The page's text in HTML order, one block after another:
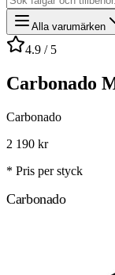
Alla varumärken
4.9 / 5
Carbonado
Carbonado
2 190 kr
* Pris per styck
Carbonado